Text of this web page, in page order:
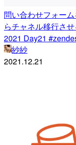
問い合わせフォー
らチャネル移行さ
2021 Day21
紗紗
2021.12.21